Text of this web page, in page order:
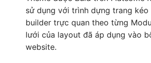
sử dụng với trình dựng trang kéo
buildertrực quan theo từng
lưới của layout đã áp dụng vào
website.